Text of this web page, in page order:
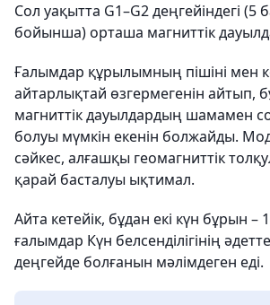
Сол уақытта G1–G2 деңгейіндегі (5
бойынша) орташа магниттік
Ғалымдар құрылымның пішіні мен
айтарлықтай өзгермегенін айтып,
магниттік дауылдардың шамамен
болуы мүмкін екенін болжайды.
сәйкес, алғашқы геомагниттік
қарай басталуы ықтимал.
Айта кетейік, бұдан екі күн бұрын –
ғалымдар Күн белсенділігінің
деңгейде болғанын мәлімдеген еді.